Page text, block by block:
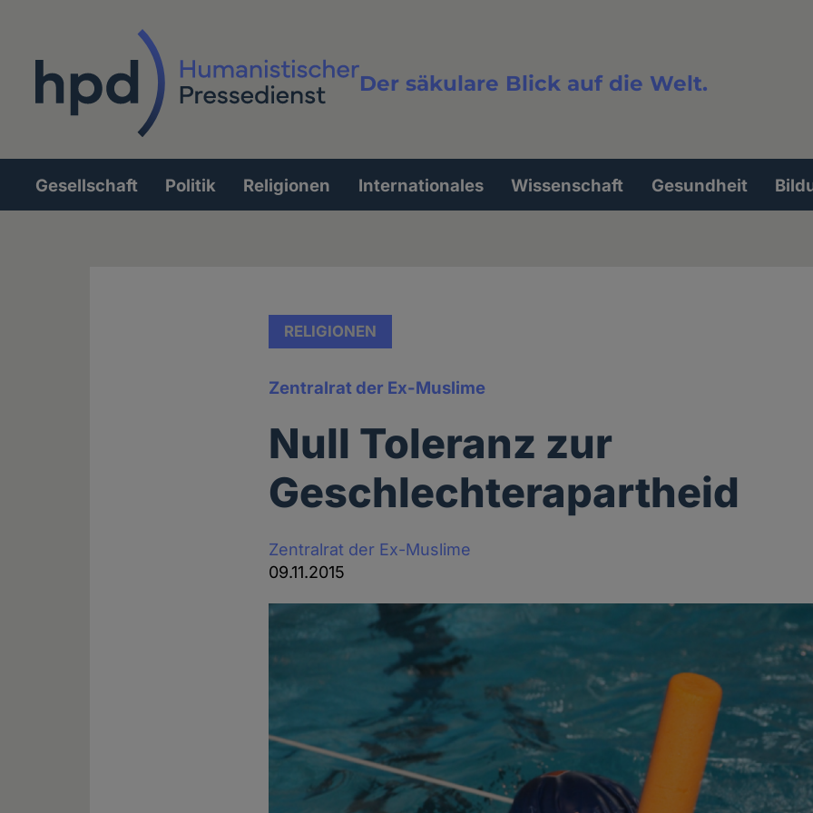
Der säkulare Blick auf die Welt.
Volltextsuche
Hauptnavigation
Gesellschaft Politik Religionen Internationales Wissenschaft Gesundheit
RELIGIONEN
Zentralrat der Ex-Muslime
Null Toleranz zur
Geschlechterapartheid
Zentralrat der Ex-Muslime
09.11.2015